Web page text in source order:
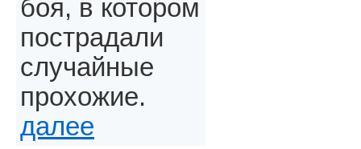
боя, в котором
пострадали
случайные
прохожие.
далее